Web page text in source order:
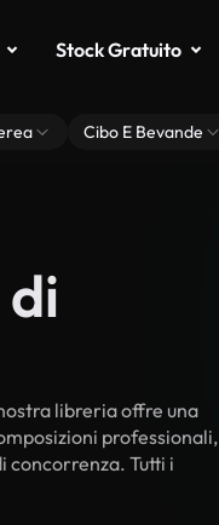
Stock Gratuito
Cibo E Bevande
libreria offre una
professionali,
concorrenza. Tutti i